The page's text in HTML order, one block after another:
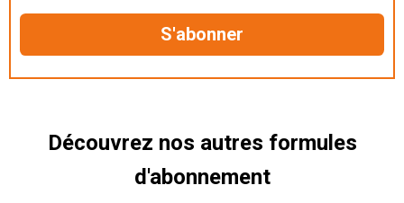
Le magazine TelQuel en numérique avant la sortie
Des informations confidentielles résérvées aux
Découvrez nos autres formules
d'abonnement